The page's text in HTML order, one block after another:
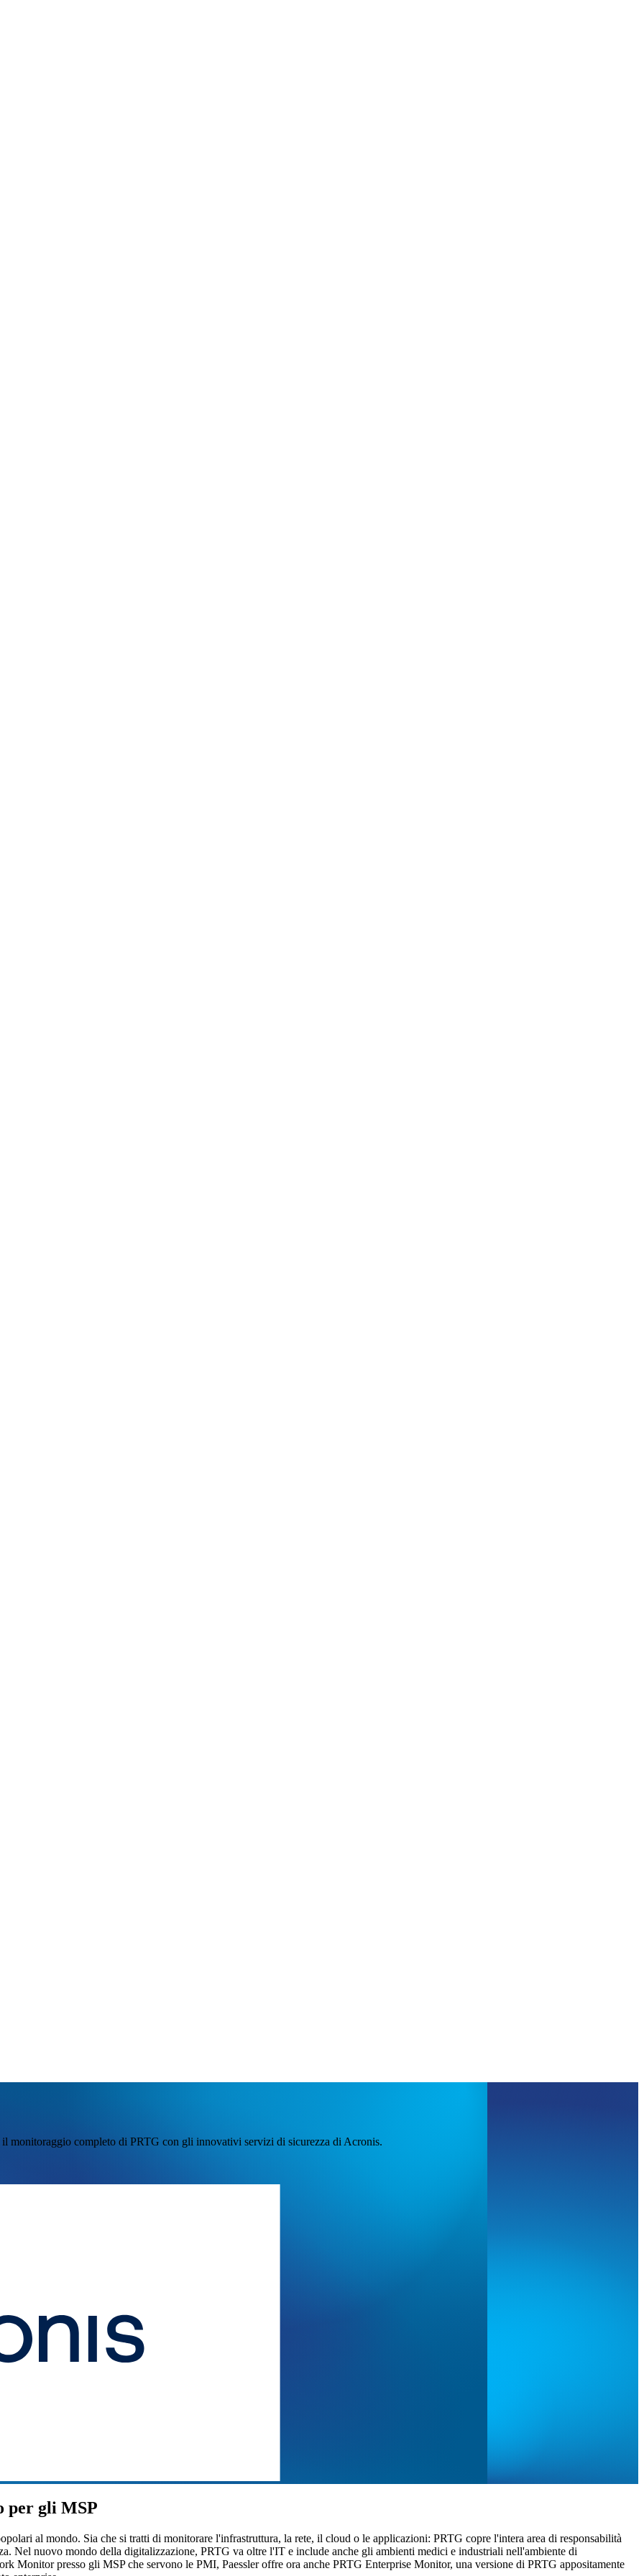
monitoraggio completo di PRTG con gli innovativi servizi di sicurezza di Acronis.
per gli MSP
al mondo. Sia che si tratti di monitorare l'infrastruttura, la rete, il cloud o le applicazioni: PRTG copre l'intera area di responsabilità
Nel nuovo mondo della digitalizzazione, PRTG va oltre l'IT e include anche gli ambienti medici e industriali nell'ambiente di
Monitor presso gli MSP che servono le PMI, Paessler offre ora anche PRTG Enterprise Monitor, una versione di PRTG appositamente